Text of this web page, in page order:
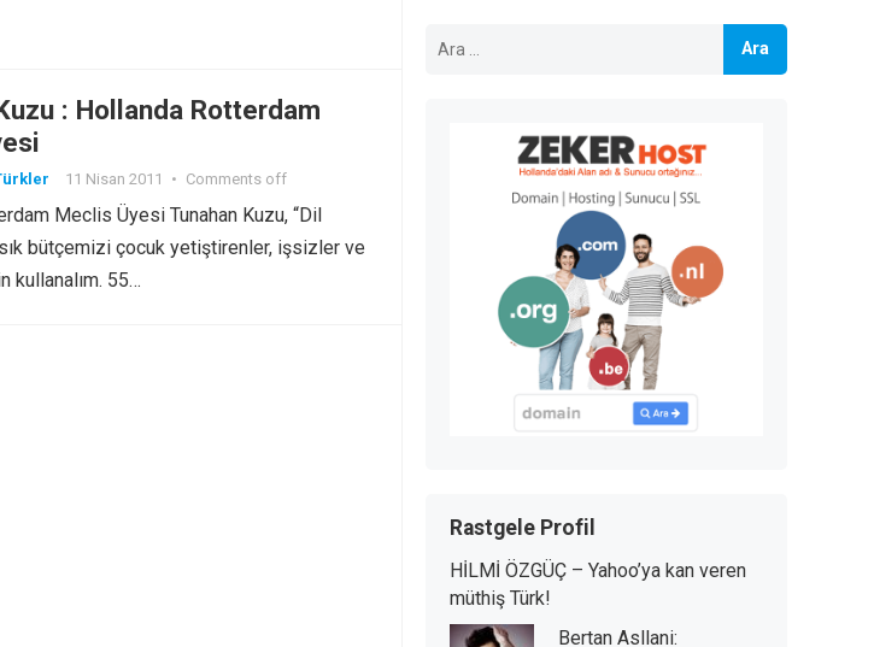
: Hollanda Rotterdam
11 Nisan 2011 • Comments off
Meclis Üyesi Tunahan Kuzu, “Dil
bütçemizi çocuk yetiştirenler, işsizler ve
kullanalım. 55…
Rastgele Profil
HİLMİ ÖZGÜÇ – Yahoo’ya kan veren
müthiş Türk!
Bertan Asllani: